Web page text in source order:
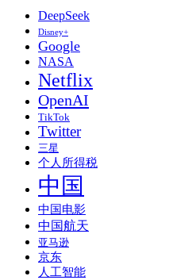
DeepSeek
Disney+
Google
NASA
Netflix
OpenAI
TikTok
Twitter
三星
个人所得税
中国
中国电影
中国航天
亚马逊
京东
人工智能